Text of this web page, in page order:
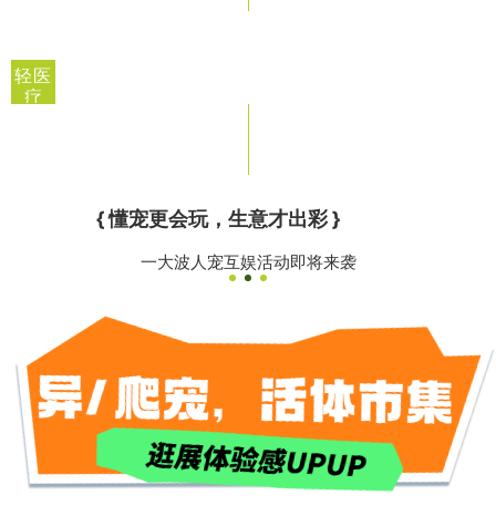
轻医
疗
{ 懂宠更会玩，生意才出彩 }
一大波人宠互娱活动即将来袭